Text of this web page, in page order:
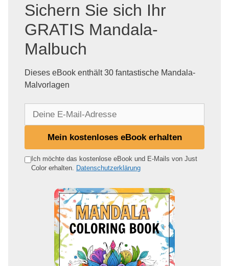
Sichern Sie sich Ihr
GRATIS Mandala-
Malbuch
Dieses eBook enthält 30 fantastische Mandala-
Malvorlagen
e
Mein kostenloses eBook erhalten
Ich möchte das kostenlose eBook und E-Mails von Just
Color erhalten. Datenschutzerklärung